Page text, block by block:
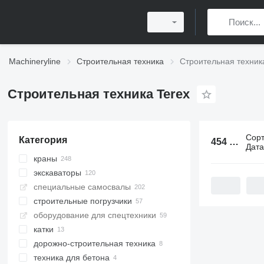
Machineryline Строительная техника Строительная
Строительная техника Terex
Категория
краны
вездеходные краны
автокраны
башенные краны
гусеничные краны
быстромонтируемые башенные
экскаваторы
колесные экскаваторы
экскаваторы-погрузчики
экскаваторы для перевалки
мини-экскаваторы
гусеничные экскаваторы
экскаваторы на рельсовом ходу
специальные самосвалы
мини-самосвалы
шарнирные самосвалы
карьерные самосвалы
строительные погрузчики
фронтальные погрузчики
мультифункциональные
оборудование для спецтехники
катки
тротуарные катки
дорожно-строительная техника
асфальтоукладчики
техника для бетона
454 объявления: